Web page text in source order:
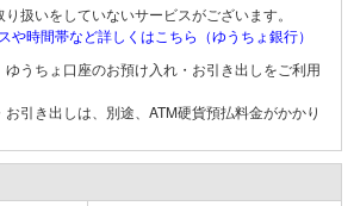
扱いをしていないサービスがございます。
や時間帯など詳しくはこちら（ゆうちょ銀行）
うちょ口座のお預け入れ・お引き出しをご利用
引き出しは、別途、ATM硬貨預払料金がかかり